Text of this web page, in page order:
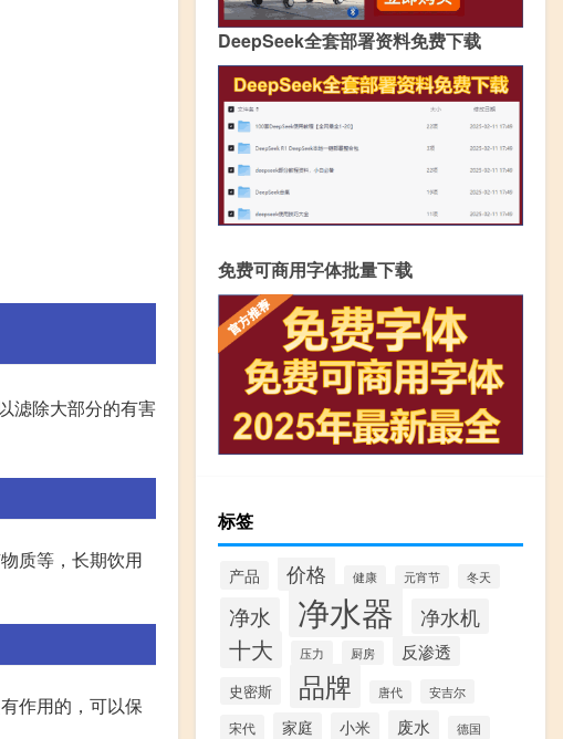
滤除大部分的有害
质等，长期饮用
作用的，可以保
DeepSeek全套部署资料免费下载
免费可商用字体批量下载
标签
产品 价格 健康 元宵节 冬天
净水 净水器 净水机
十大 压力 厨房 反渗透
史密斯 品牌 唐代 安吉尔
宋代 家庭 小米 废水 德国